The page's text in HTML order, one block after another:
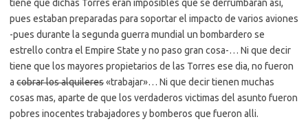
tiene que dichas Torres eran imposibles que se derrumbaran asi,
pues estaban preparadas para soportar el impacto de varios aviones
-pues durante la segunda guerra mundial un bombardero se
estrello contra el Empire State y no paso gran cosa-… Ni que decir
tiene que los mayores propietarios de las Torres ese dia, no fueron
a cobrar los alquileres«trabajar»… Ni que decir tienen muchas
cosas mas, aparte de que los verdaderos victimas del asunto fueron
pobres inocentes trabajadores y bomberos que fueron alli.